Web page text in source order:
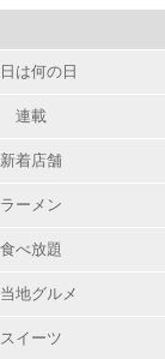
は何の日
連載
新着店舗
ラーメン
食べ放題
地グルメ
スイーツ